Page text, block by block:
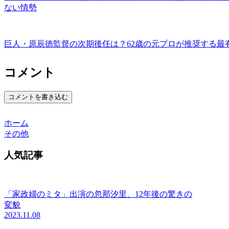
ない情勢
巨人・原辰徳監督の次期後任は？62歳の元プロが推奨する最
コメント
コメントを書き込む
ホーム
その他
人気記事
「家政婦のミタ」出演の忽那汐里、12年後の驚きの
変貌
2023.11.08